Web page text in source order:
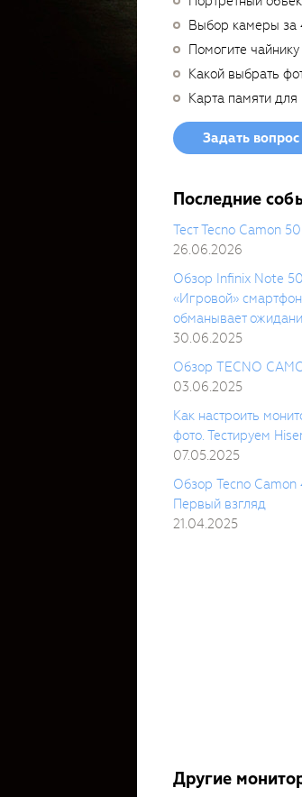
Выбор камеры за
Помогите
Какой выбрать
Карта памяти
Задать вопрос
Последние
Тест Tecno Camon
26.06.2026
Обзор Infinix Note
«Игровой»
обманывает
30.06.2025
Обзор TECNO
03.06.2025
Как настроить
фото. Тестируем
07.05.2025
Обзор Tecno Camon
Первый взгляд
21.04.2025
Другие